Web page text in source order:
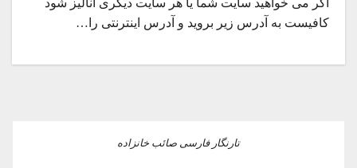
اگر می خواهید سایت شما یا هر سایت دیگری آنالیز شود
کافیست به آدرس زیر بروید و آدرس اینترنتی را…
تارنگار فارسی صائب خانزاده